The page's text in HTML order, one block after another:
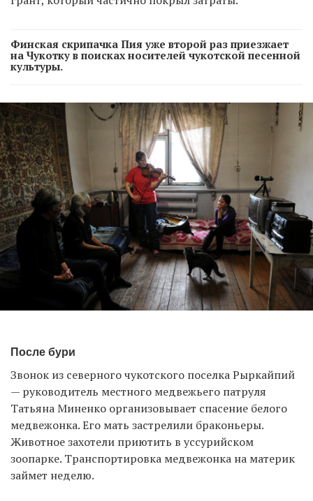
Финская скрипачка Пия уже второй раз приезжает
на Чукотку в поисках носителей чукотской песенной
культуры.
После бури
Звонок из северного чукотского поселка Рыркайпий
— руководитель местного медвежьего патруля
Татьяна Миненко организовывает спасение белого
медвежонка. Его мать застрелили браконьеры.
Животное захотели приютить в уссурийском
зоопарке. Транспортировка медвежонка на материк
займет неделю.